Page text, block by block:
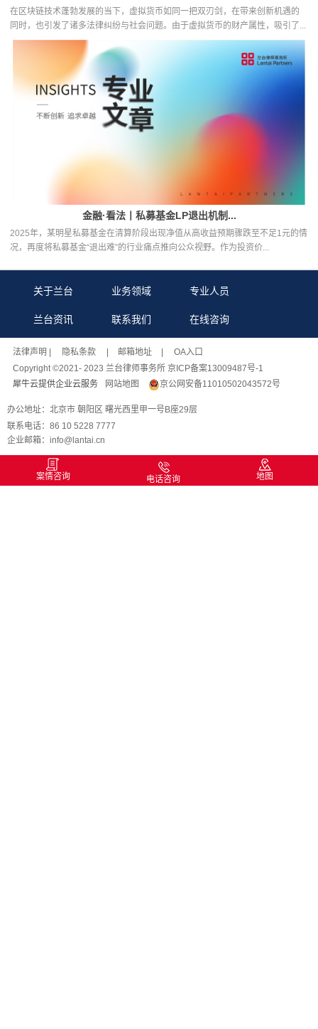
在区块链技术蓬勃发展的当下，虚拟货币如同一把双刃剑，在带来创新机遇的
同时，也引发了诸多法律纠纷与社会问题。由于虚拟货币的财产属性，吸引了...
金融·看法丨私募基金LP退出机制...
2025年，某明星私募基金在清算阶段出现净值从高收益预期骤跌至不足1元的情
况，再度将私募基金“退出难”的行业痛点推向公众视野。作为投资价...
关于兰台 业务领域 专业人员
兰台资讯 联系我们 在线咨询
法律声明 | 隐私条款 | 邮箱地址
| OA入口
Copyright ©2021- 2023 兰台律师事务所 京ICP备案13009487号-1
犀牛云提供企业云服务
网站地图 京公网安备11010502043572号
办公地址：北京市 朝阳区 曙光西里甲一号B座29层
联系电话：86 10 5228 7777
企业邮箱：info@lantai.cn
案情咨询 电话咨询 地图